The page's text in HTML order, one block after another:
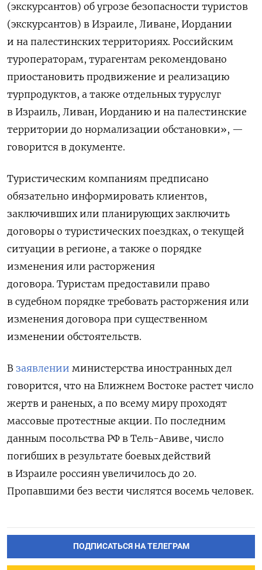
(экскурсантов) об угрозе безопасности туристов
(экскурсантов) в Израиле, Ливане, Иордании
и на палестинских территориях. Российским
туроператорам, турагентам рекомендовано
приостановить продвижение и реализацию
турпродуктов, а также отдельных туруслуг
в Израиль, Ливан, Иорданию и на палестинские
территории до нормализации обстановки», —
говорится в документе.
Туристическим компаниям предписано
обязательно информировать клиентов,
заключивших или планирующих заключить
договоры о туристических поездках, о текущей
ситуации в регионе, а также о порядке
изменения или расторжения
договора. Туристам предоставили право
в судебном порядке требовать расторжения или
изменения договора при существенном
изменении обстоятельств.
В заявлении министерства иностранных дел
говорится, что на Ближнем Востоке растет число
жертв и раненых, а по всему миру проходят
массовые протестные акции. По последним
данным посольства РФ в Тель-Авиве, число
погибших в результате боевых действий
в Израиле россиян увеличилось до 20.
Пропавшими без вести числятся восемь человек.
ПОДПИСАТЬСЯ НА ТЕЛЕГРАМ